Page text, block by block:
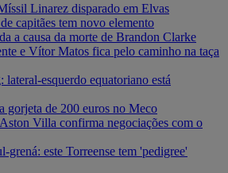
Linarez disparado em Elvas
capitães tem novo elemento
a causa da morte de Brandon Clarke
e Vítor Matos fica pelo caminho na taça
esquerdo equatoriano está
gorjeta de 200 euros no Meco
Villa confirma negociações com o
grená: este Torreense tem 'pedigree'